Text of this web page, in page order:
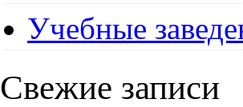
Учебные
Свежие записи